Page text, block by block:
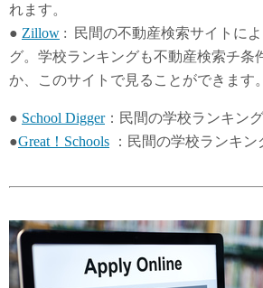
れます。
● Zillow : 民間の不動産検索サイトに
グ。学校ランキングも不動産検索チ条
か、このサイトで見ることができます。
● School Digger：民間の学校ランキン
●Great！Schools ：民間の学校ランキン